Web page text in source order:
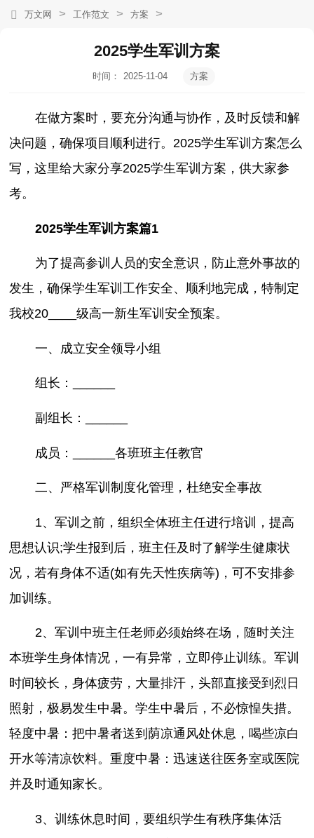
万文网 > 工作范文 > 方案 >
2025学生军训方案
时间：
2025-11-04
方案
在做方案时，要充分沟通与协作，及时反馈和解
决问题，确保项目顺利进行。2025学生军训方案怎么
写，这里给大家分享2025学生军训方案，供大家参
考。
2025学生军训方案篇1
为了提高参训人员的安全意识，防止意外事故的
发生，确保学生军训工作安全、顺利地完成，特制定
我校20____级高一新生军训安全预案。
一、成立安全领导小组
组长：______
副组长：______
成员：______各班班主任教官
二、严格军训制度化管理，杜绝安全事故
1、军训之前，组织全体班主任进行培训，提高
思想认识;学生报到后，班主任及时了解学生健康状
况，若有身体不适(如有先天性疾病等)，可不安排参
加训练。
2、军训中班主任老师必须始终在场，随时关注
本班学生身体情况，一有异常，立即停止训练。军训
时间较长，身体疲劳，大量排汗，头部直接受到烈日
照射，极易发生中暑。学生中暑后，不必惊惶失措。
轻度中暑：把中暑者送到荫凉通风处休息，喝些凉白
开水等清凉饮料。重度中暑：迅速送往医务室或医院
并及时通知家长。
3、训练休息时间，要组织学生有秩序集体活